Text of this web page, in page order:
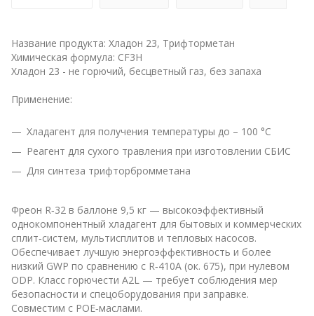
Название продукта: Хладон 23, Трифторметан
Химическая формула: CF3Н
Хладон 23 - не горючий, бесцветный газ, без запаха
Применение:
Хладагент для получения температуры до – 100 °С
Реагент для сухого травления при изготовлении СБИС
Для синтеза трифторбромметана
Фреон R‑32 в баллоне 9,5 кг — высокоэффективный
однокомпонентный хладагент для бытовых и коммерческих
сплит‑систем, мультисплитов и тепловых насосов.
Обеспечивает лучшую энергоэффективность и более
низкий GWP по сравнению с R‑410A (ок. 675), при нулевом
ODP. Класс горючести A2L — требует соблюдения мер
безопасности и спецоборудования при заправке.
Совместим с POE‑маслами.